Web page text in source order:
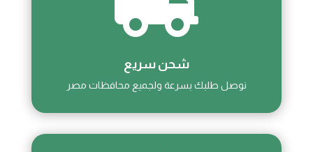
شحن سريع
نوصل طلبك بسرعة ولجميع محافظات مصر